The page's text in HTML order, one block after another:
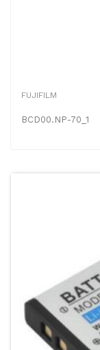
FUJIFILM
BCD00.NP-70_1